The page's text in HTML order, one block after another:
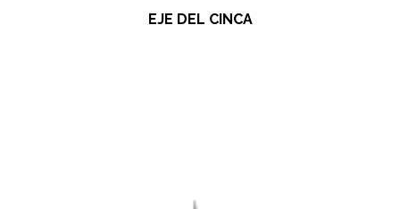
EJE DEL CINCA